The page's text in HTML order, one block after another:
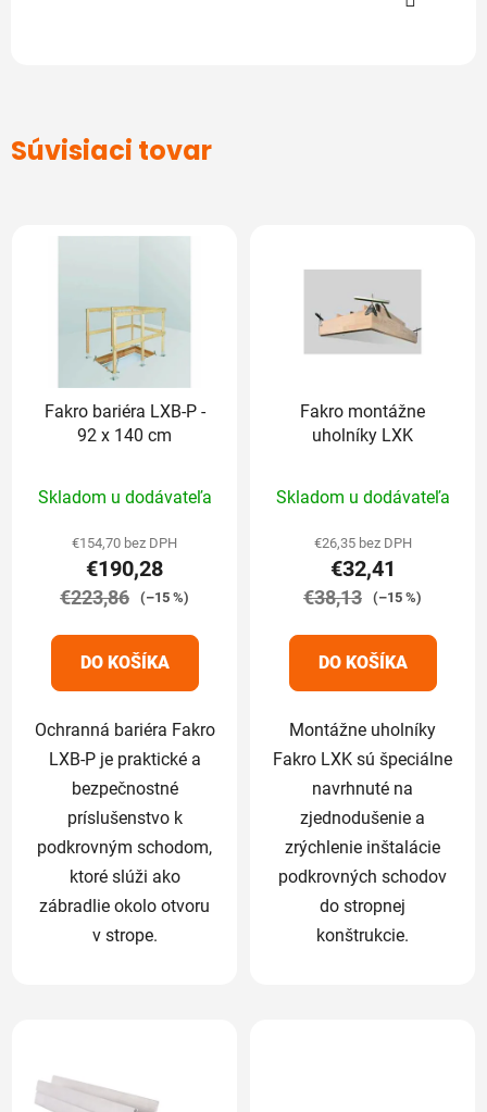
Súvisiaci tovar
Fakro bariéra LXB-P -
92 x 140 cm
hodnotenie
produktu
je
5,0
5
hviezdičiek.
Skladom u dodávateľa
€154,70 bez DPH
€190,28
€223,86 (–15 %)
DO KOŠÍKA
Ochranná bariéra Fakro
LXB-P je praktické a
bezpečnostné
príslušenstvo k
podkrovným schodom,
ktoré slúži ako
zábradlie okolo otvoru
v strope.
Fakro montážne
uholníky LXK
hodnotenie
produktu
je
5,0
5
hviezdičiek.
Skladom u dodávateľa
€26,35 bez DPH
€32,41
€38,13 (–15 %)
DO KOŠÍKA
Montážne uholníky
Fakro LXK sú špeciálne
navrhnuté na
zjednodušenie a
zrýchlenie inštalácie
podkrovných schodov
do stropnej
konštrukcie.